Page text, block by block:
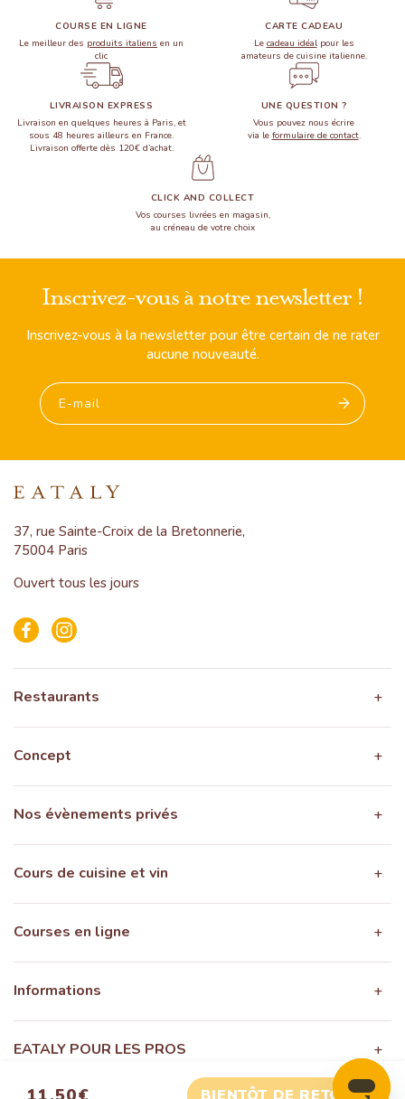
Votre produit a bien été ajouté au panier !
Prix
COURSE EN LIGNE
Le meilleur des produits italiens en un
clic
CARTE CADEAU
Le cadeau idéalpour les
amateurs de cuisine italienne.
LIVRAISON EXPRESS
Livraison en quelques heures à Paris, et
sous 48 heures ailleurs en France.
Livraison offerte dès 120€ d’achat.
UNE QUESTION ?
Vous pouvez nous écrire
via le formulaire de contact.
CLICK AND COLLECT
Vos courses livrées en magasin,
au créneau de votre choix
Inscrivez-vous à notre newsletter !
Inscrivez-vous à la newsletter pour être certain de ne rater
aucune nouveauté.
E-mail
37, rue Sainte-Croix de la Bretonnerie,
75004 Paris
Ouvert tous les jours
FacebookInstagram
Restaurants
Concept
Nos évènements privés
Cours de cuisine et vin
Courses en ligne
Informations
EATALY POUR LES PROS